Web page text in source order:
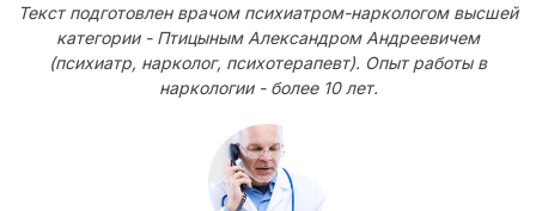
Текст подготовлен врачом психиатром-наркологом высшей
категории - Птицыным Александром Андреевичем
(психиатр, нарколог, психотерапевт). Опыт работы в
наркологии - более 10 лет.